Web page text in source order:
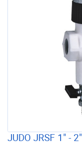
JUDO JRSF 1" - 2"